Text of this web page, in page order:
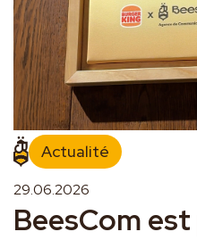
Actualité
29.06.2026
BeesCom